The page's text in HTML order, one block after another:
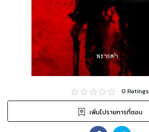
0 Ratings
เพิ่มไปรายการที่ชอบ